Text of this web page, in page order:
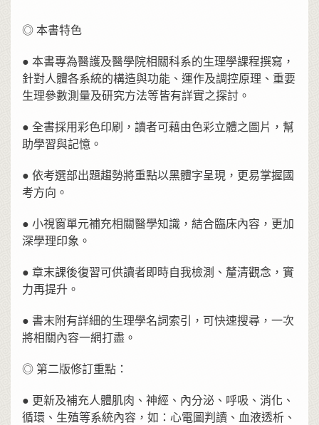
◎ 本書特色
● 本書專為醫護及醫學院相關科系的生理學課程撰寫，
針對人體各系統的構造與功能、運作及調控原理、重要
生理參數測量及研究方法等皆有詳實之探討。
● 全書採用彩色印刷，讀者可藉由色彩立體之圖片，幫
助學習與記憶。
● 依考選部出題趨勢將重點以黑體字呈現，更易掌握國
考方向。
● 小視窗單元補充相關醫學知識，結合臨床內容，更加
深學理印象。
● 章末課後復習可供讀者即時自我檢測、釐清觀念，實
力再提升。
● 書末附有詳細的生理學名詞索引，可快速搜尋，一次
將相關內容一網打盡。
◎ 第二版修訂重點：
● 更新及補充人體肌肉、神經、內分泌、呼吸、消化、
循環、生殖等系統內容，如：心電圖判讀、血液透析、